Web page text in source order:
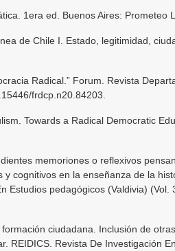
1era ed. Buenos Aires: Prometeo
de Chile I. Estado, legitimidad,
Radical.” Forum. Revista
frdcp.n20.84203.
Towards a Radical Democratic
memoriones o reflexivos
cognitivos en la enseñanza de la
Estudios pedagógicos (Valdivia) (Vol.
ciudadana. Inclusión de otras
REIDICS. Revista De Investigación En